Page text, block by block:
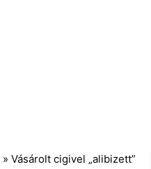
» Vásárolt cigivel „alibizett”